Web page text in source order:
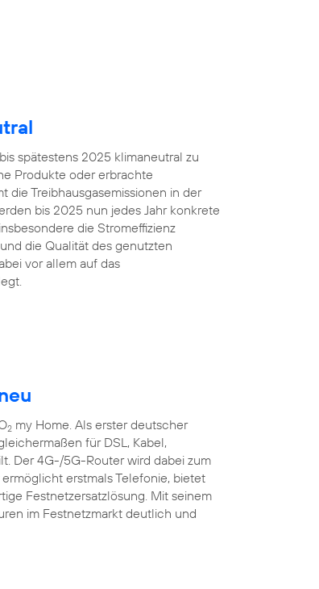
spätestens 2025 klimaneutral zu
Produkte oder erbrachte
die Treibhausgasemissionen in der
bis 2025 nun jedes Jahr konkrete
die Stromeffizienz
die Qualität des genutzten
vor allem auf das
2 my Home. Als erster deutscher
für DSL, Kabel,
Der 4G-/5G-Router wird dabei zum
ermöglicht erstmals Telefonie, bietet
Festnetzersatzlösung. Mit seinem
im Festnetzmarkt deutlich und